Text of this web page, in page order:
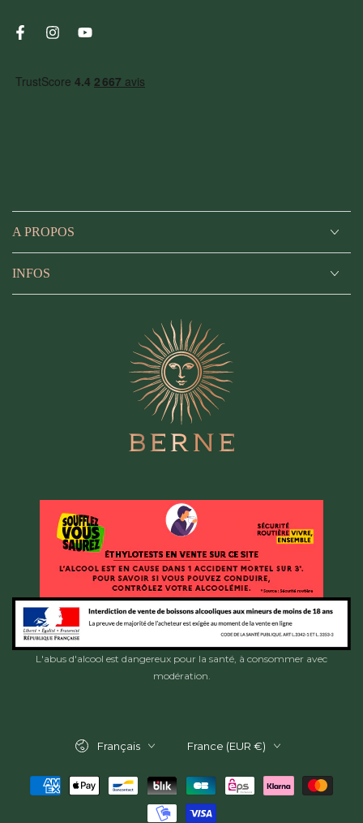
A PROPOS
INFOS
FacebookInstagramYouTube
L'abus d'alcool est dangereux pour la santé, à consommer avec
modération.
Français France (EUR €)
Modes